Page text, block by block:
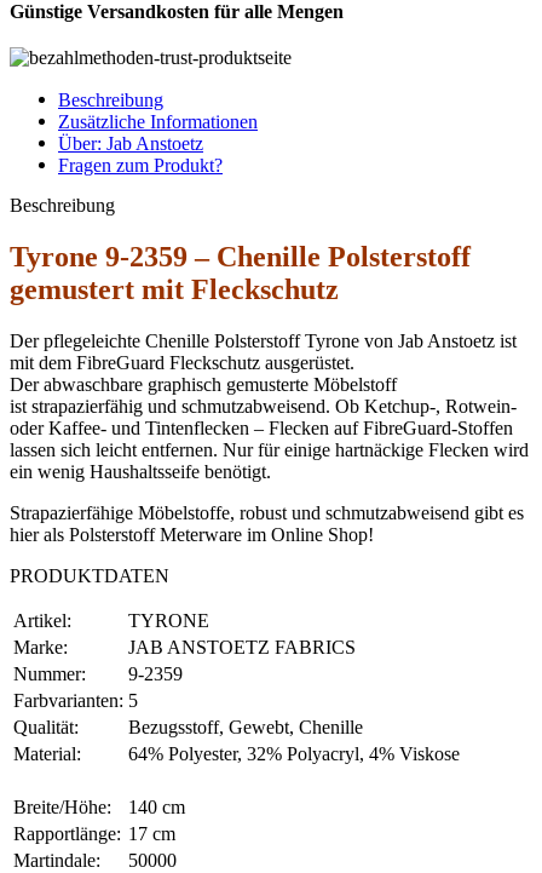
Günstige Versandkosten für alle Mengen
Beschreibung
Zusätzliche Informationen
Über: Jab Anstoetz
Fragen zum Produkt?
Beschreibung
Tyrone 9-2359 – Chenille Polsterstoff
gemustert mit Fleckschutz
Der pflegeleichte Chenille Polsterstoff Tyrone von Jab Anstoetz ist
mit dem FibreGuard Fleckschutz ausgerüstet.
Der abwaschbare graphisch gemusterte Möbelstoff
ist strapazierfähig und schmutzabweisend. Ob Ketchup-, Rotwein-
oder Kaffee- und Tintenflecken – Flecken auf FibreGuard-Stoffen
lassen sich leicht entfernen. Nur für einige hartnäckige Flecken wird
ein wenig Haushaltsseife benötigt.
Strapazierfähige Möbelstoffe, robust und schmutzabweisend gibt es
hier als Polsterstoff Meterware im Online Shop!
PRODUKTDATEN
Artikel:
TYRONE
Marke:
JAB ANSTOETZ FABRICS
Nummer:
9-2359
Farbvarianten: 5
Qualität:
Bezugsstoff, Gewebt, Chenille
Material:
64% Polyester, 32% Polyacryl, 4% Viskose
Breite/Höhe:
140 cm
Rapportlänge: 17 cm
Martindale:
50000